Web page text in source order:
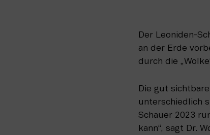
Der Leoniden-
an der Erde
durch die
Die gut
unterschiedlich
Schauer 2023
kann“, sagt Dr.